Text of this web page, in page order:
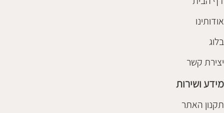
אודותינו
בלוג
יצירת קשר
מידע ושירות
תקנון האתר